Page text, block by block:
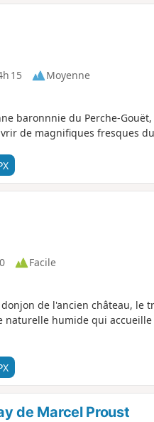
15
Moyenne
baronnnie du Perche-
de magnifiques fresques du
Facile
de l'ancien château, le
naturelle humide qui
de Marcel Proust